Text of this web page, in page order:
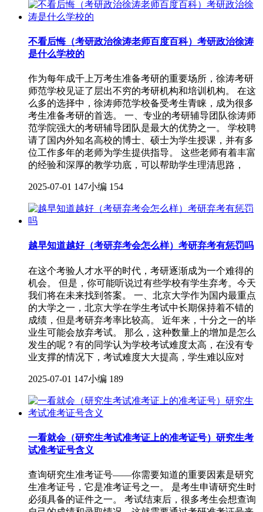
不看后悔（考研政治徐涛老师百度百科）考研政治徐涛
是什么学校的
作为每年成千上万考生准备考研的重要场所，徐涛考研
师范学校见证了层出不穷的考研机构和培训机构。 在这
么多的选择中，徐涛师范学校备受考生青睐，成为很多
考生准备考研的首选。 一、专业的考研辅导团队徐涛师
范学院强大的考研辅导团队是最大的优势之一。 学校聘
请了国内外知名高校的博士、硕士为学生授课，并有多
位工作多年的老师为学生提供指导。 这些老师有着丰富
的经验和深厚的教学功底，可以帮助学生理清思路，
2025-07-01 147小编 154
越早知道越好（考研弃考会怎么样）考研弃考有惩罚吗
在这个考验人才水平的时代，考研逐渐成为一个难得的
机会。 但是，你可能听说过有些学校有学生弃考。今天
我们将在未来找到答案。 一、北京大学作为国内最重点
的大学之一，北京大学在学生考试中长期保持着不错的
成绩，但是考研弃考率比较高。 近年来，十分之一的毕
业生可能会放弃考试。 那么，这种数量上的增加是怎么
发生的呢？有的同学认为学校考试难度太高，在没有专
业支撑的情况下，考试难度大大提高，学生难以应对
2025-07-01 147小编 189
一看就会（研究生考试准考证上的准考证号）研究生考
试准考证号含义
查询研究生准考证号——你需要知道的重要因素是研究
生准考证号，它是准考证号之一。 是考生申请研究生时
必须具备的证件之一。 考试结束后，很多考生会想查询